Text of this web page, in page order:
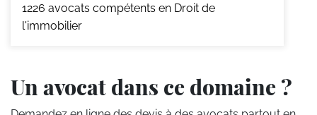
1226 avocats compétents en Droit de
l'immobilier
Un avocat dans ce domaine ?